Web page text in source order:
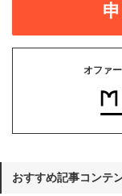
オファ
おすすめ記事コンテ